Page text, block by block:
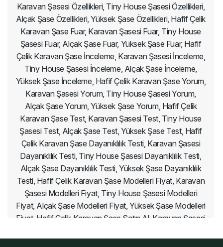
Karavan Şasesi Özellikleri, Tiny House Şasesi Özellikleri,
Alçak Şase Özellikleri, Yüksek Şase Özellikleri, Hafif Çelik
Karavan Şase Fuar, Karavan Şasesi Fuar, Tiny House
Şasesi Fuar, Alçak Şase Fuar, Yüksek Şase Fuar, Hafif
Çelik Karavan Şase İnceleme, Karavan Şasesi İnceleme,
Tiny House Şasesi İnceleme, Alçak Şase İnceleme,
Yüksek Şase İnceleme, Hafif Çelik Karavan Şase Yorum,
Karavan Şasesi Yorum, Tiny House Şasesi Yorum,
Alçak Şase Yorum, Yüksek Şase Yorum, Hafif Çelik
Karavan Şase Test, Karavan Şasesi Test, Tiny House
Şasesi Test, Alçak Şase Test, Yüksek Şase Test, Hafif
Çelik Karavan Şase Dayanıklılık Testi, Karavan Şasesi
Dayanıklılık Testi, Tiny House Şasesi Dayanıklılık Testi,
Alçak Şase Dayanıklılık Testi, Yüksek Şase Dayanıklılık
Testi, Hafif Çelik Karavan Şase Modelleri Fiyat, Karavan
Şasesi Modelleri Fiyat, Tiny House Şasesi Modelleri
Fiyat, Alçak Şase Modelleri Fiyat, Yüksek Şase Modelleri
Fiyat, Hafif Çelik Karavan Şase Satın Al, Karavan Şasesi